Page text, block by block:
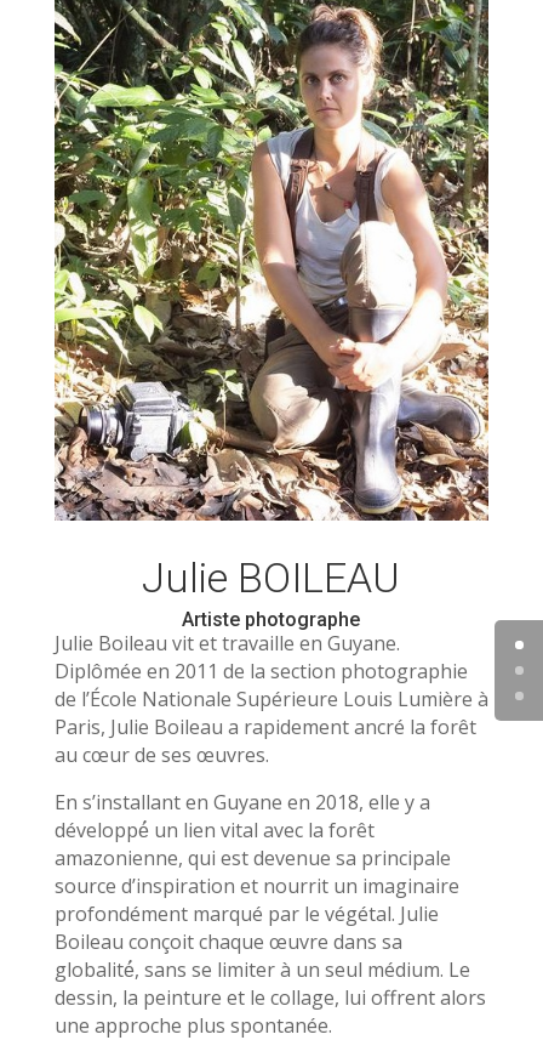
Julie BOILEAU
Artiste photographe
Julie Boileau vit et travaille en Guyane.
Diplômée en 2011 de la section photographie
de l’École Nationale Supérieure Louis Lumière à
Paris, Julie Boileau a rapidement ancré la forêt
au cœur de ses œuvres.
En s’installant en Guyane en 2018, elle y a
développé́ un lien vital avec la forêt
amazonienne, qui est devenue sa principale
source d’inspiration et nourrit un imaginaire
profondément marqué par le végétal. Julie
Boileau conçoit chaque œuvre dans sa
globalité́, sans se limiter à un seul médium. Le
dessin, la peinture et le collage, lui offrent alors
une approche plus spontanée.